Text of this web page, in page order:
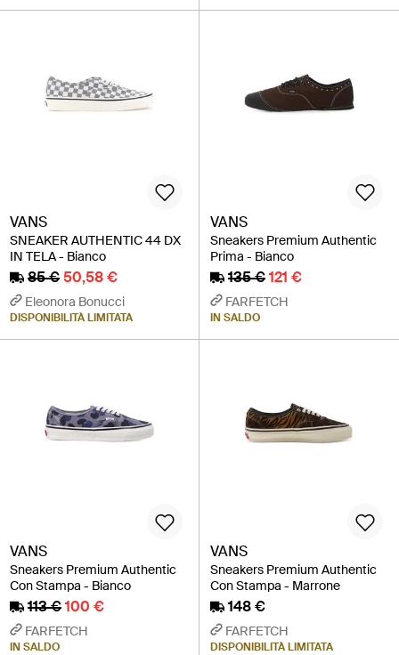
VANS
SNEAKER AUTHENTIC 44 DX
IN TELA - Bianco
85 €50,58 €
Eleonora Bonucci
DISPONIBILITÀ LIMITATA
VANS
Sneakers Premium Authentic
Prima - Bianco
135 €121 €
FARFETCH
IN SALDO
VANS
Sneakers Premium Authentic
Con Stampa - Bianco
113 €100 €
FARFETCH
IN SALDO
VANS
Sneakers Premium Authentic
Con Stampa - Marrone
148 €
FARFETCH
DISPONIBILITÀ LIMITATA